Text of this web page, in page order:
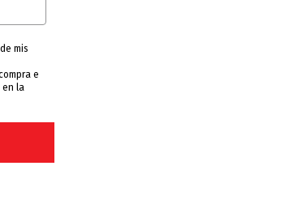
mis
e
en la